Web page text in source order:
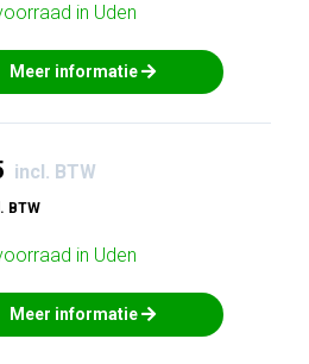
in Uden
Meer informatie
incl. BTW
BTW
in Uden
Meer informatie